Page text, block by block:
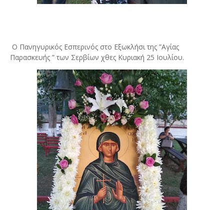
Ο Πανηγυρικός Εσπερινός στο Eξωκλήσι της ”Αγίας
Παρασκευής ” των Σερβίων χθες Κυριακή 25 Ιουλίου.